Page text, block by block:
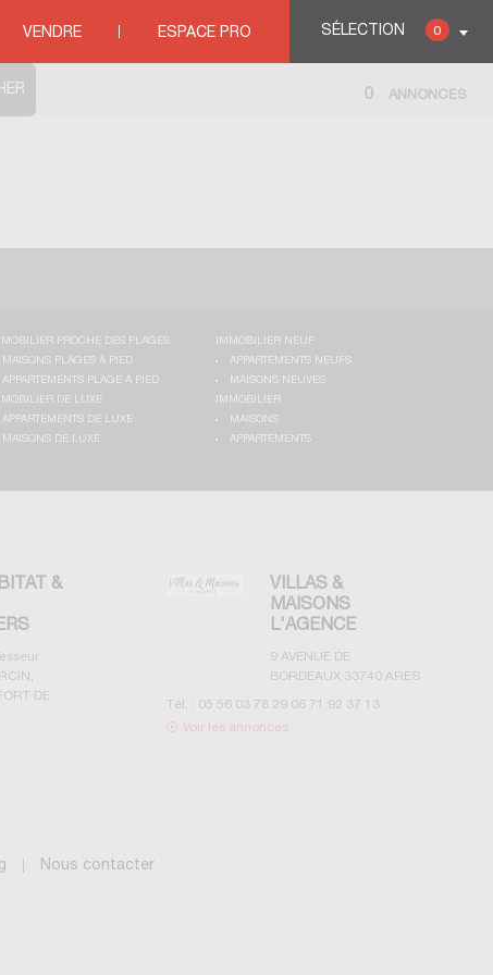
SÉLECTION 0
VENDRE ESPACE PRO
0 ANNONCES
PROCHE DES PLAGES
MAISONS PLAGES À PIED
APPARTEMENTS PLAGE À PIED
IMMOBILIER NEUF
APPARTEMENTS NEUFS
MAISONS NEUVES
DE LUXE
APPARTEMENTS DE LUXE
MAISONS DE LUXE
IMMOBILIER
MAISONS
APPARTEMENTS
&
DE
VILLAS &
MAISONS
L'AGENCE
9 AVENUE DE
BORDEAUX 33740 ARES
Tél. : 05 56 03 78 29 06 71 92 37 13
Voir les annonces
Nous contacter